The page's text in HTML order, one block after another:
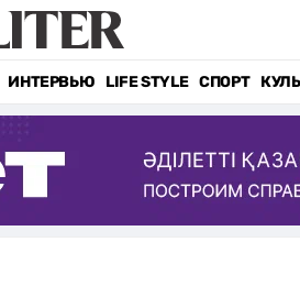
ИНТЕРВЬЮ LIFE STYLE СПОРТ